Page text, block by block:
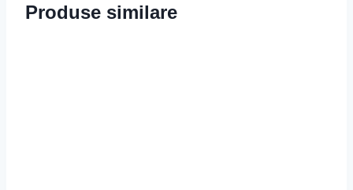
Produse similare